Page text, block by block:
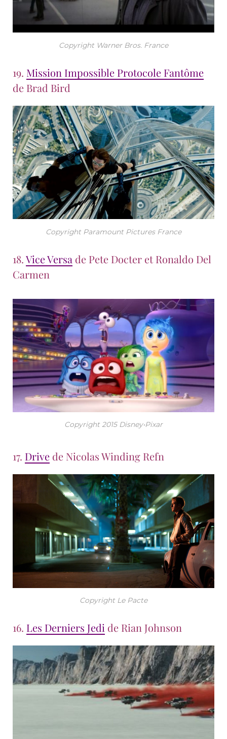
Copyright Warner Bros. France
19. Mission Impossible Protocole Fantôme
de Brad Bird
Copyright Paramount Pictures France
18.Vice Versa de Pete Docter et Ronaldo Del
Carmen
Copyright 2015 Disney•Pixar
17. Drive de Nicolas Winding Refn
Copyright Le Pacte
16. Les Derniers Jedi de Rian Johnson